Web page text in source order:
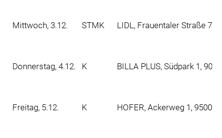
Mittwoch, 3.12. STMK LIDL, Frauentaler Straße
Donnerstag, 4.12. K BILLA PLUS, Südpark 1,
Freitag, 5.12. K HOFER, Ackerweg 1, 9500